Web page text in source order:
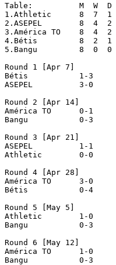
Table:		M  W  D  L  GF-GA  Pts
1.Athletic	8  7  1  0  17- 0  22   Qualified
2.ASEPEL	8  4  2  2  11- 6  14   Qualified
3.América TO	8  4  2  2  11- 4  14
4.Bétis		8  2  1  5   8-13   7
5.Bangu		8  0  0  8   0-24   0
Round 1 [Apr 7]
Bétis		1-3	América TO
ASEPEL		3-0	Bangu		[WO]
Round 2 [Apr 14]
América TO	0-1	ASEPEL
Bangu		0-3	Athletic	[WO]
Round 3 [Apr 21]
ASEPEL		1-1	Bétis
Athletic	0-0	América TO
Round 4 [Apr 28]
América TO	3-0	Bangu		[WO]
Bétis		0-4	Athletic
Round 5 [May 5]
Athletic	1-0	ASEPEL
Bangu		0-3	Bétis		[WO]
Round 6 [May 12]
América TO	1-0	Bétis
Bangu		0-3	ASEPEL		[WO]